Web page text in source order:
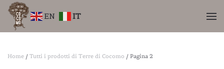
Skip
main
EN IT
Home / Tutti i prodotti di Terre di Cocomo / Pagina 2